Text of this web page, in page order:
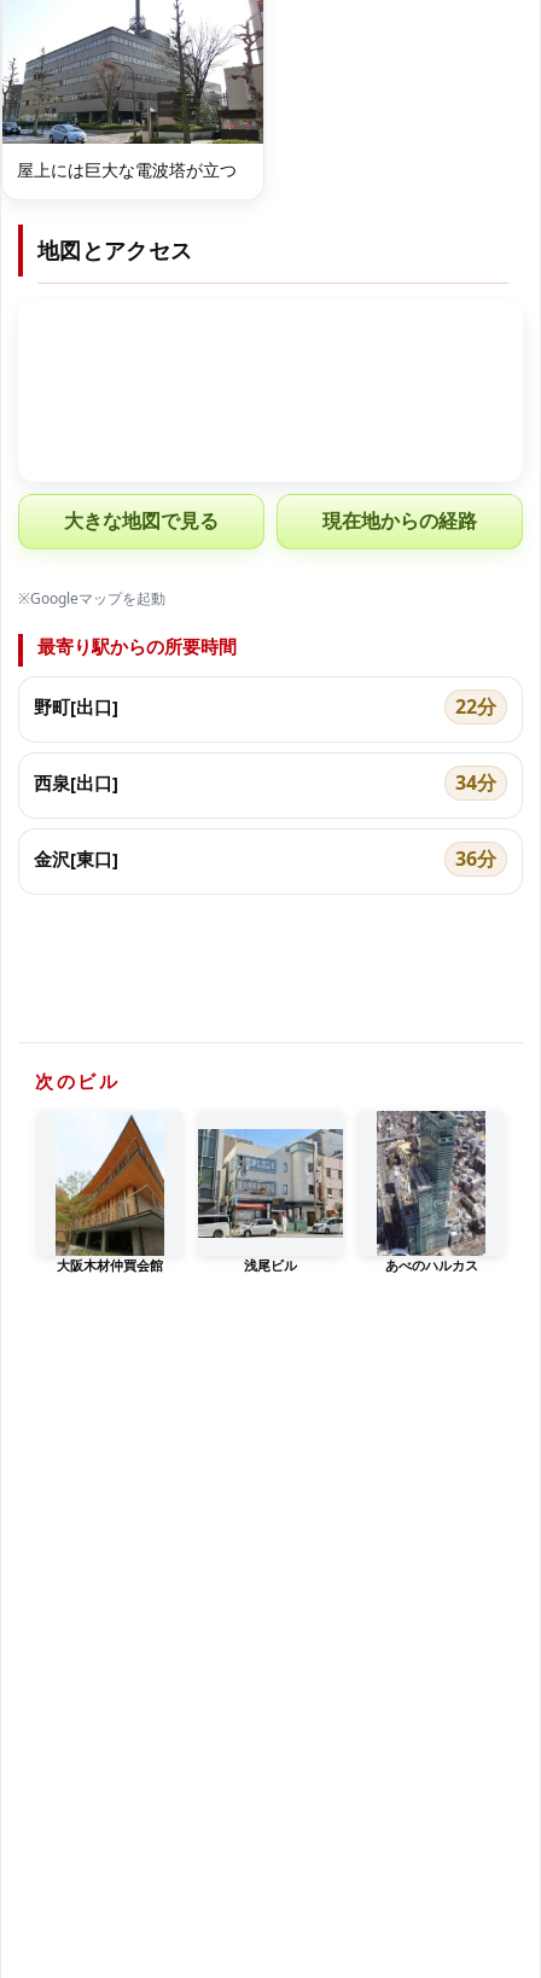
屋上には巨大な電波塔が立つ
地図とアクセス
大きな地図で見る 現在地からの経路
※Googleマップを起動
最寄り駅からの所要時間
野町[出口] 22分
西泉[出口] 34分
金沢[東口] 36分
次のビル
大阪木材仲買会館 浅尾ビル あべのハルカス